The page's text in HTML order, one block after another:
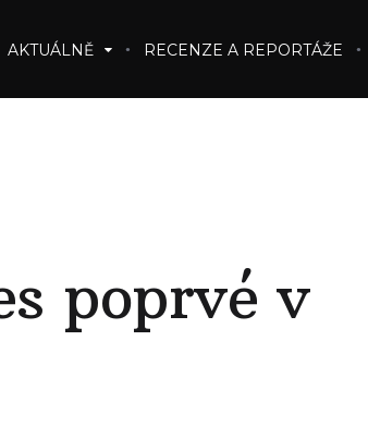
AKTUÁLNĚ RECENZE A REPORTÁŽE
poprvé v